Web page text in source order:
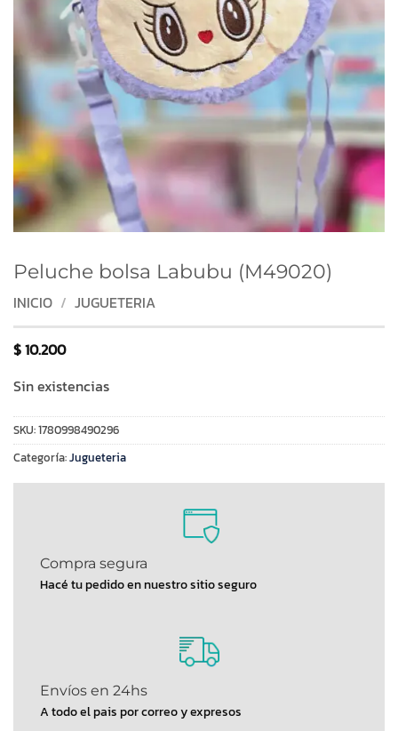
Peluche bolsa Labubu (M49020)
INICIO / JUGUETERIA
$10.200
Sin existencias
SKU:1780998490296
Categoría:Jugueteria
Compra segura
Hacé tu pedido en nuestro sitio seguro
Envíos en 24hs
A todo el pais por correo y expresos